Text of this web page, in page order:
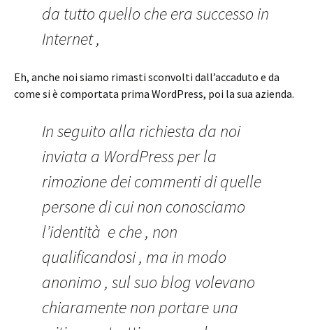
da tutto quello che era successo in
Internet ,
Eh, anche noi siamo rimasti sconvolti dall’accaduto e da
come si è comportata prima WordPress, poi la sua azienda.
In seguito alla richiesta da noi
inviata a WordPress per la
rimozione dei commenti di quelle
persone di cui non conosciamo
l’identità e che , non
qualificandosi , ma in modo
anonimo , sul suo blog volevano
chiaramente non portare una